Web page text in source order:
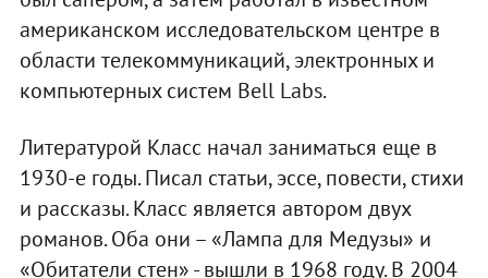
американском исследовательском центре в
области телекоммуникаций, электронных и
компьютерных систем Bell Labs.
Литературой Класс начал заниматься еще в
1930-е годы. Писал статьи, эссе, повести, стихи
и рассказы. Класс является автором двух
романов. Оба они – «Лампа для Медузы» и
«Обитатели стен» - вышли в 1968 году. В 2004